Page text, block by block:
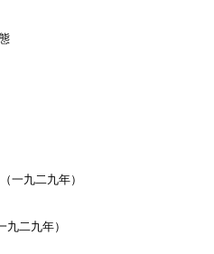
一九二九年）
二九年）